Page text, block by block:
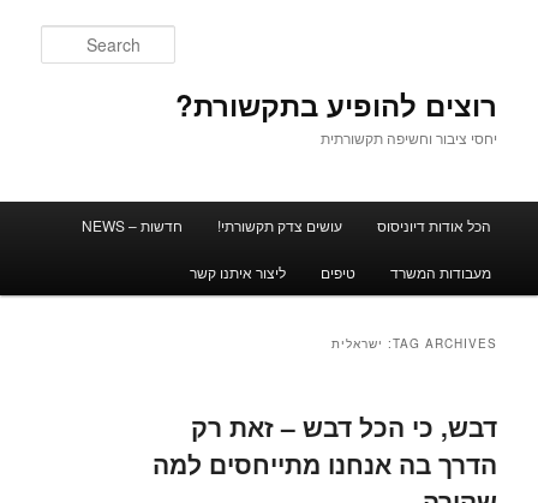
רוצים להופיע בתקשורת?
יחסי ציבור וחשיפה תקשורתית
Main
Skip to primary content
Skip to secondary content
הכל אודות דיוניסוס עושים צדק תקשורתי! חדשות – NEWS
מעבודות המשרד טיפים ליצור איתנו קשר
TAG ARCHIVES: ישראלית
דבש, כי הכל דבש – זאת רק
הדרך בה אנחנו מתייחסים למה